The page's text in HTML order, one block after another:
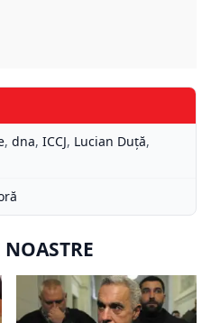
, dna, ICCJ, Lucian Duţă,